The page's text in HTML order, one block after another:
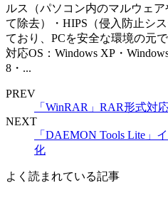
ルス（パソコン内のマルウェ
て除去）・HIPS（侵入防止シ
ており、PCを安全な環境の元
対応OS：Windows XP・
8・...
PREV
「WinRAR」RAR形式対
NEXT
「DAEMON Tools Lite」
化
よく読まれている記事